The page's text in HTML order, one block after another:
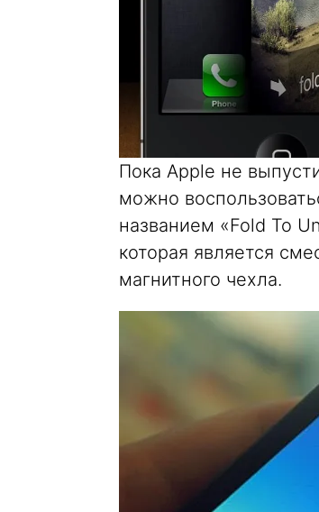
Пока Apple не
можно
названием «Fold To
которая является
магнитного чехла.